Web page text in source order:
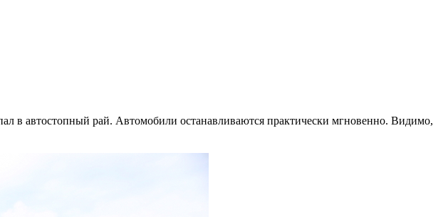
в автостопный рай. Автомобили останавливаются практически мгновенно. Видимо,